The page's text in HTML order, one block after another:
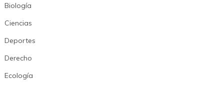
Biología
Ciencias
Deportes
Derecho
Ecología